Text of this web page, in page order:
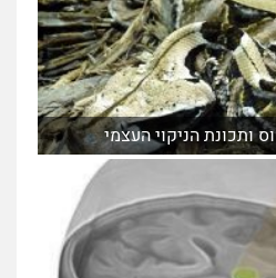
ותכונת הניקוי העצמי